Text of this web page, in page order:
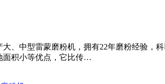
大、中型雷蒙磨粉机，拥有22年磨粉经验，
面积小等优点，它比传…